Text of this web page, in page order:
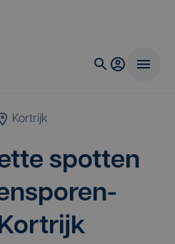
Kortrijk
spot­ten